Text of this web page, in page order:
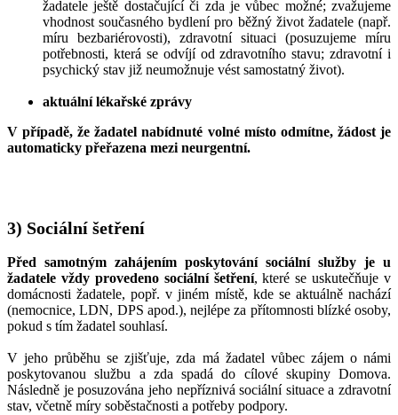
žadatele ještě dostačující či zda je vůbec možné; zvažujeme
vhodnost současného bydlení pro běžný život žadatele (např.
míru bezbariérovosti), zdravotní situaci (posuzujeme míru
potřebnosti, která se odvíjí od zdravotního stavu; zdravotní i
psychický stav již neumožnuje vést samostatný život).
aktuální lékařské zprávy
V případě, že žadatel nabídnuté volné místo odmítne, žádost je
automaticky přeřazena mezi neurgentní.
3) Sociální šetření
Před samotným zahájením poskytování sociální služby je u
žadatele vždy provedeno sociální šetření, které se uskutečňuje v
domácnosti žadatele, popř. v jiném místě, kde se aktuálně nachází
(nemocnice, LDN, DPS apod.), nejlépe za přítomnosti blízké osoby,
pokud s tím žadatel souhlasí.
V jeho průběhu se zjišťuje, zda má žadatel vůbec zájem o námi
poskytovanou službu a zda spadá do cílové skupiny Domova.
Následně je posuzována jeho nepříznivá sociální situace a zdravotní
stav, včetně míry soběstačnosti a potřeby podpory.